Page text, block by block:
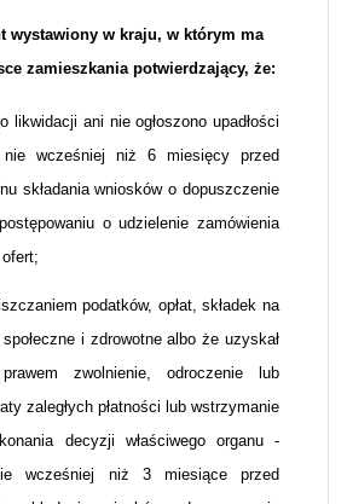
wystawiony w kraju, w którym ma
zamieszkania potwierdzający, że:
likwidacji ani nie ogłoszono upadłości
wcześniej niż 6 miesięcy przed
składania wniosków o dopuszczenie
o udzielenie zamówienia
podatków, opłat, składek na
i zdrowotne albo że uzyskał
zwolnienie, odroczenie lub
zaległych płatności lub wstrzymanie
decyzji właściwego organu -
wcześniej niż 3 miesiące przed